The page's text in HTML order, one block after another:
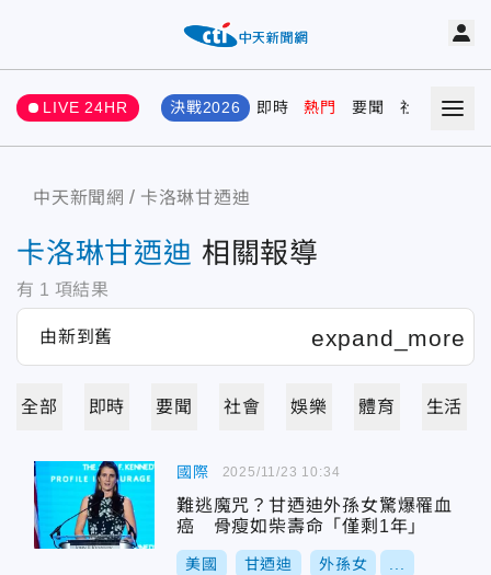
LIVE 24HR 決戰2026 即時 熱門 要聞 社會 娛樂
中天新聞網 卡洛琳甘迺迪
卡洛琳甘迺迪 相關報導
有 1 項結果
全部 即時 要聞 社會 娛樂 體育 生活
國際
難逃魔咒？甘迺迪外孫女驚爆罹血
癌 骨瘦如柴壽命「僅剩1年」
美國 甘迺迪 外孫女
2025/11/23 10:34